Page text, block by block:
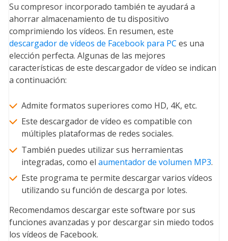
Su compresor incorporado también te ayudará a
ahorrar almacenamiento de tu dispositivo
comprimiendo los vídeos. En resumen, este
descargador de vídeos de Facebook para PC es una
elección perfecta. Algunas de las mejores
características de este descargador de vídeo se indican
a continuación:
Admite formatos superiores como HD, 4K, etc.
Este descargador de vídeo es compatible con
múltiples plataformas de redes sociales.
También puedes utilizar sus herramientas
integradas, como el aumentador de volumen MP3.
Este programa te permite descargar varios vídeos
utilizando su función de descarga por lotes.
Recomendamos descargar este software por sus
funciones avanzadas y por descargar sin miedo todos
los vídeos de Facebook.